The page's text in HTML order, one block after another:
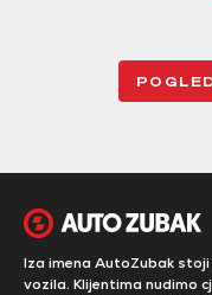
Iza imena AutoZubak
vozila. Klijentima nudimo